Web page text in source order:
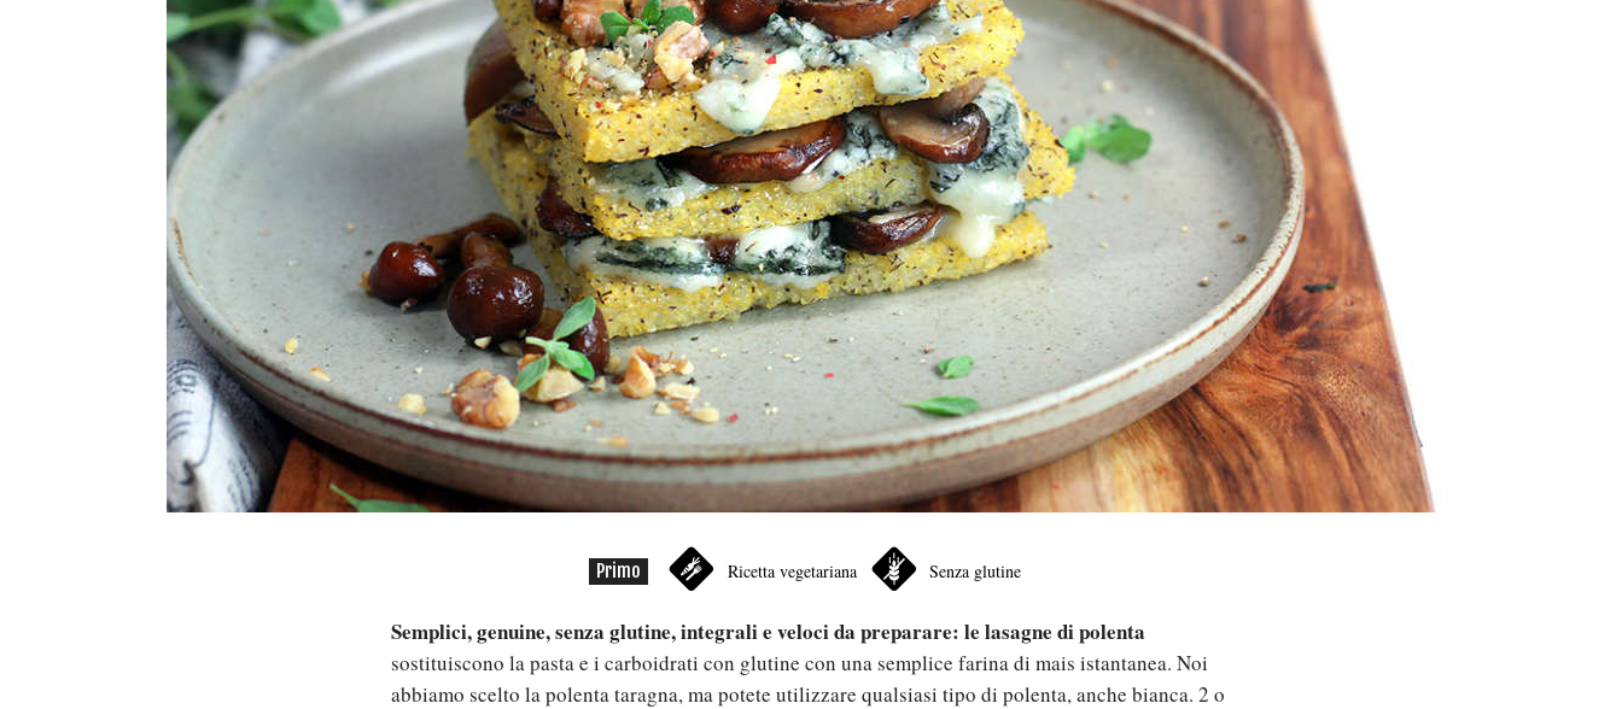
Primo Ricetta vegetariana Senza glutine
Semplici, genuine, senza glutine, integrali e veloci da preparare: le lasagne di polenta
sostituiscono la pasta e i carboidrati con glutine con una semplice farina di mais istantanea. Noi
abbiamo scelto la polenta taragna, ma potete utilizzare qualsiasi tipo di polenta, anche bianca. 2 o